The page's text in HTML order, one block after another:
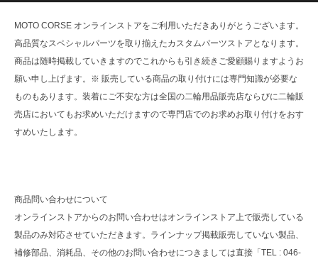
MOTO CORSE オンラインストアをご利用いただきありがとうございます。
高品質なスペシャルパーツを取り揃えたカスタムパーツストアとなります。
商品は随時掲載していきますのでこれからも引き続きご愛顧賜りますようお
願い申し上げます。※ 販売している商品の取り付けには専門知識が必要な
ものもあります。装着にご不安な方は全国の二輪用品販売店ならびに二輪販
売店においてもお求めいただけますので専門店でのお求めお取り付けをおす
すめいたします。
商品問い合わせについて
オンラインストアからのお問い合わせはオンラインストア上で販売している
製品のみ対応させていただきます。ラインナップ掲載販売していない製品、
補修部品、消耗品、その他のお問い合わせにつきましては直接「TEL : 046-